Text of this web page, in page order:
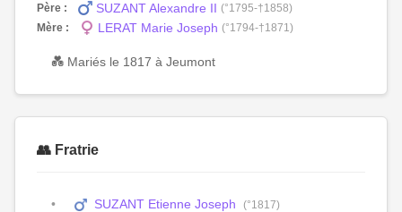
Père : SUZANT Alexandre II (°1795-†1858)
Mère :
LERAT Marie Joseph (°1794-†1871)
💑 Mariés le 1817 à Jeumont
👥 Fratrie
SUZANT Etienne Joseph (°1817)